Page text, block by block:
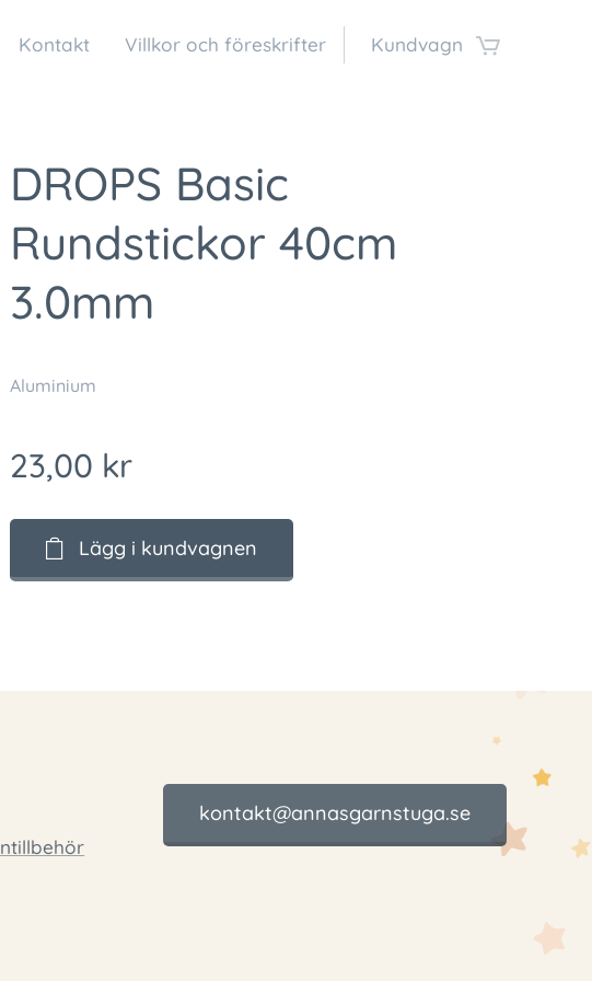
Kontakt Villkor och föreskrifter Kundvagn
DROPS Basic
Rundstickor 40cm
3.0mm
Aluminium
23,00 kr
Lägg i kundvagnen
kontakt@annasgarnstuga.se